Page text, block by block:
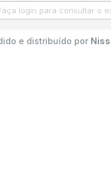
e distribuído por